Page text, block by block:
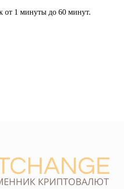
от 1 минуты до 60 минут.